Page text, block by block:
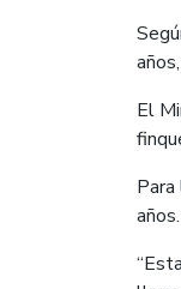
El
años.